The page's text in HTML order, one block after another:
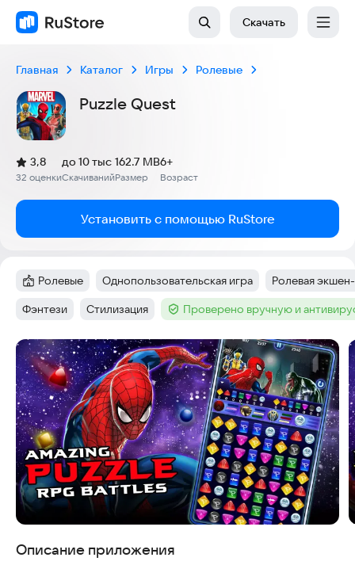
Скачать
Главная Каталог Игры Ролевые
Puzzle Quest
Рейтинг:
3,8
(
32 оценки
)
Скачиваний
до 10 тыс
Размер
162.7 MB
Возраст
6+
Установить с помощью RuStore
Категория:
Ролевые Тег:
Однопользовательская игра Тег:
Ролевая
Тег:
Фэнтези Тег:
Стилизация Тег :Проверено вручную и
Скриншоты
Описание приложения